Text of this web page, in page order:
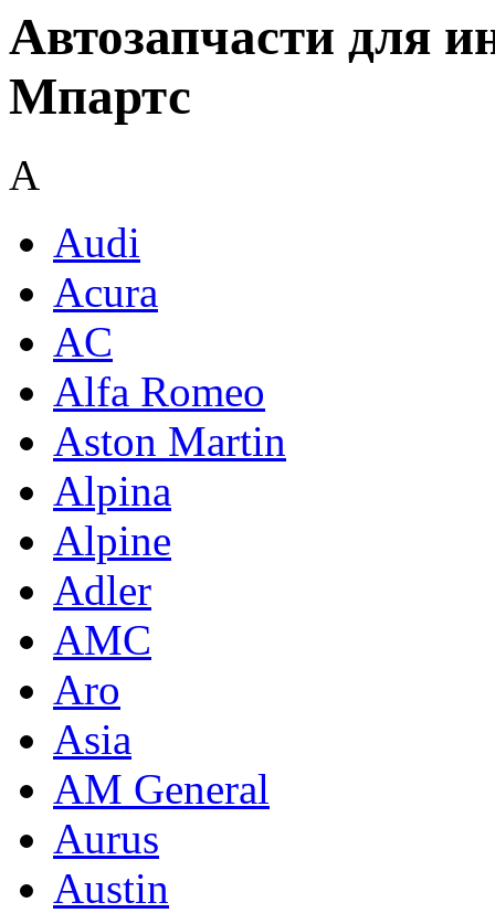
Автозапчасти для
Мпартс
A
Audi
Acura
AC
Alfa Romeo
Aston Martin
Alpina
Alpine
Adler
AMC
Aro
Asia
AM General
Aurus
Austin